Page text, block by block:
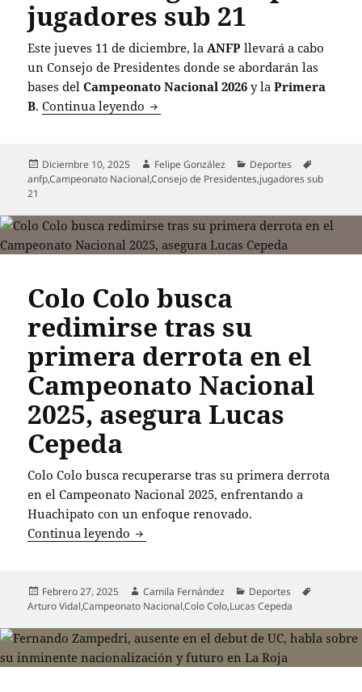
jugadores sub 21
Este jueves 11 de diciembre, laANFP llevará a cabo
un Consejo de Presidentes donde se abordarán las
bases delCampeonato Nacional 2026 y laPrimera
B.Continua leyendo ANFP discutirá cambios
Publicado
el
Diciembre 10, 2025 Autor
Felipe González Categorías
Deportes
anfp,Campeonato Nacional,Consejo de Presidentes,jugadores sub
21
Colo Colo busca
redimirse tras su
primera derrota en el
Campeonato Nacional
2025, asegura Lucas
Cepeda
Colo Colo busca recuperarse tras su primera derrota
en el Campeonato Nacional 2025, enfrentando a
Huachipato con un enfoque renovado.
Continua leyendo Colo Colo busca redimirse tras su
Publicado
el
Febrero 27, 2025 Autor
Camila Fernández Categorías
Deportes
Arturo Vidal,Campeonato Nacional,Colo Colo,Lucas Cepeda